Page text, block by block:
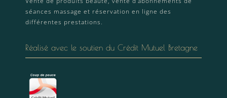
séances massage et réservation en ligne des
différentes prestations.
Réalisé avec le soutien du Crédit Mutuel Bretagne